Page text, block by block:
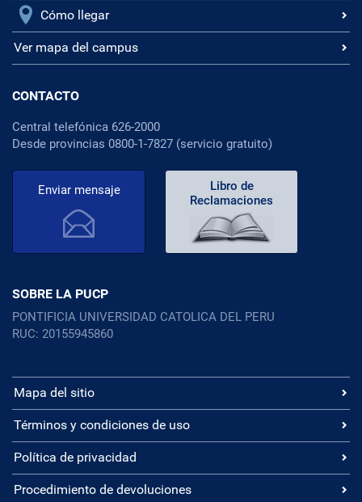
Cómo llegar
Ver mapa del campus
CONTACTO
Central telefónica 626-2000
Desde provincias 0800-1-7827 (servicio gratuito)
Enviar mensaje
Libro de
Reclamaciones
SOBRE LA PUCP
PONTIFICIA UNIVERSIDAD CATOLICA DEL PERU
RUC: 20155945860
Mapa del sitio
Términos y condiciones de uso
Política de privacidad
Procedimiento de devoluciones